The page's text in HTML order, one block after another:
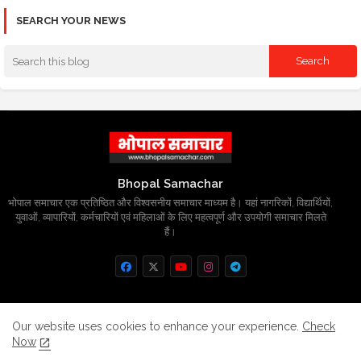
SEARCH YOUR NEWS
Bhopal Samachar
भोपाल समाचार एक प्रतिष्ठित और विश्वसनीय समाचार माध्यम है। यहां नागरिकों, विद्यार्थियों,
युवाओं, व्यापारियों, कर्मचारियों एवं महिलाओं के लिए महत्वपूर्ण और उपयोगी समाचार मिलते
हैं।
Home About Contact us
Privacy Policy
Our website uses cookies to enhance your experience. Check
Now